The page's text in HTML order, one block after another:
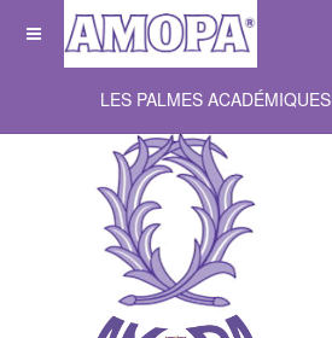
LES PALMES ACADÉMIQUES